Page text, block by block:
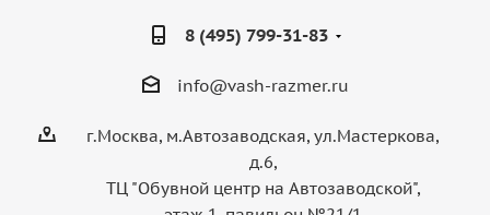
8 (495) 799-31-83
info@vash-razmer.ru
г.Москва, м.Автозаводская, ул.Мастеркова,
д.6,
ТЦ "Обувной центр на Автозаводской",